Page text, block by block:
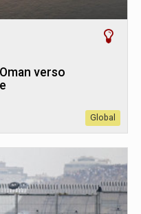
verso
Global